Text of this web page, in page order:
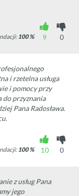
9
0
100 %
i rzetelna usługa
i pomocy przy
do przyznania
Pana Radosława.
10
0
100 %
z usług Pana
jego